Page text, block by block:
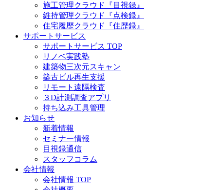
施工管理クラウド『目視録』
維持管理クラウド『点検録』
住宅履歴クラウド『住歴録』
サポートサービス
サポートサービス TOP
リノベ実践塾
建築物三次元スキャン
築古ビル再生支援
リモート遠隔検査
３D計測調査アプリ
持ち込み工具管理
お知らせ
新着情報
セミナー情報
目視録通信
スタッフコラム
会社情報
会社情報 TOP